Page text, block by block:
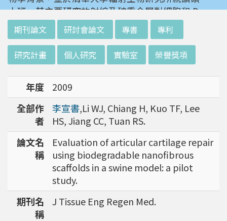
士班。其主要研究放射線及砷重金屬對細胞和 D
NA 的傷害及細胞表型的改變。就讀陽明大學博
士班時，選定研究長期暴露於低劑量輻射鋼筋下
對人體的影響，並比較其他國家高劑量暴露下的
不同影響。在美國國家衛生研究院從事博士後研
究時，開始了以微陣列技術探討致癌物質，如重
金屬以及輻射線等對腫瘤細胞的影響，同時有效
率分析以及整合生物晶片所產出之大數據。蔡老
師於1996年回到台灣大學任教後，繼續以生物
晶片搭配生物資訊等為工具，開發專一性生物指
標，應用於精準農業以及偵測癌細胞轉移或復發
等在精準醫療上的應用。同時，蔡老師運用次世
代定序瞭解台灣乳癌病患中基因體中的變異以及
演化，試圖瞭解癌症復發機制。同時透過次世代
定序解出台灣帝雉全基因體資訊。這樣的訊息是
只能從基因組分析而無法從生態調查得知，在在
強調瞭解台灣特有物種基因資訊的重要性。
期刊論文 研討會論文 專書 專利
研究計畫 個人研究 實驗室 榮譽獎項
年度
2009
全部作
者
李宣書,Li WJ, Chiang H, Kuo TF, Lee
HS, Jiang CC, Tuan RS.
論文名
稱
Evaluation of articular cartilage repair
using biodegradable nanofibrous
scaffolds in a swine model: a pilot
study.
期刊名
稱
J Tissue Eng Regen Med.